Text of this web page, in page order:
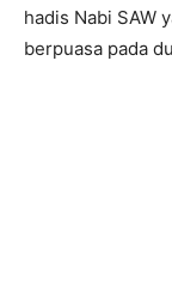
hadis Nabi SAW
berpuasa pada